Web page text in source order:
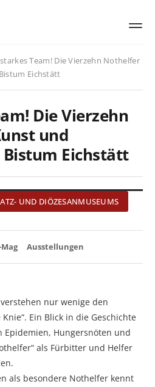
Team! Die Vierzehn Nothelfer
Eichstätt
Die Vierzehn
und
Eichstätt
UND DIÖZESANMUSEUMS
Ausstellungen
nur wenige den
Ein Blick in die Geschichte
Epidemien, Hungersnöten und
als Fürbitter und Helfer
als besondere Nothelfer kennt